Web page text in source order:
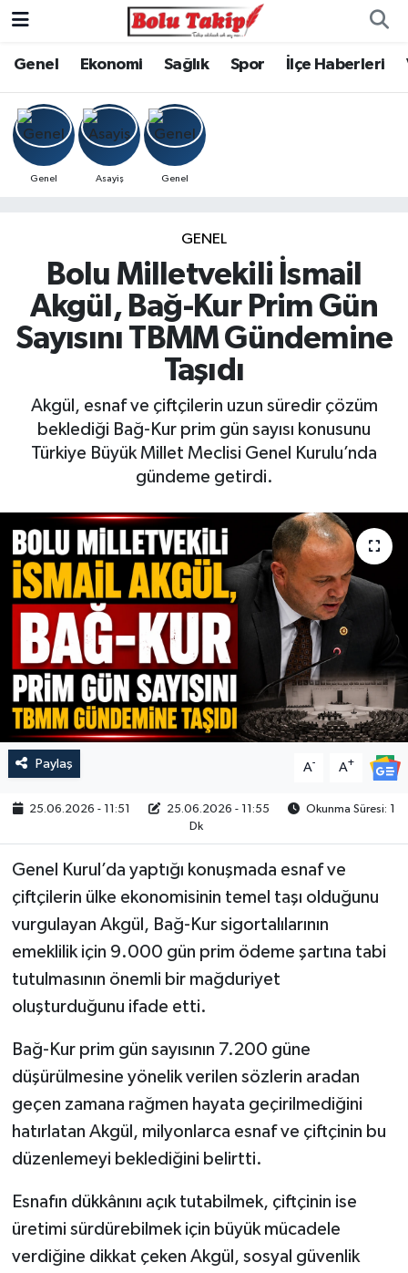
Genel Ekonomi Sağlık Spor İlçe Haberleri
Genel Asayiş Genel
GENEL
Bolu Milletvekili İsmail
Akgül, Bağ-Kur Prim Gün
Sayısını TBMM Gündemine
Taşıdı
Akgül, esnaf ve çiftçilerin uzun süredir çözüm
beklediği Bağ-Kur prim gün sayısı konusunu
Türkiye Büyük Millet Meclisi Genel Kurulu’nda
gündeme getirdi.
Paylaş A- A+
25.06.2026 - 11:51 25.06.2026 - 11:55
Okunma Süresi: 1
Dk
Genel Kurul’da yaptığı konuşmada esnaf ve
çiftçilerin ülke ekonomisinin temel taşı olduğunu
vurgulayan Akgül, Bağ-Kur sigortalılarının
emeklilik için 9.000 gün prim ödeme şartına tabi
tutulmasının önemli bir mağduriyet
oluşturduğunu ifade etti.
Bağ-Kur prim gün sayısının 7.200 güne
düşürülmesine yönelik verilen sözlerin aradan
geçen zamana rağmen hayata geçirilmediğini
hatırlatan Akgül, milyonlarca esnaf ve çiftçinin bu
düzenlemeyi beklediğini belirtti.
Esnafın dükkânını açık tutabilmek, çiftçinin ise
üretimi sürdürebilmek için büyük mücadele
verdiğine dikkat çeken Akgül, sosyal güvenlik